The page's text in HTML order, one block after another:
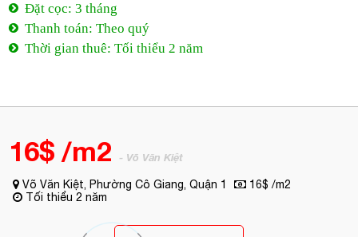
Thanh toán: Theo quý
Thời gian thuê: Tối thiểu 2 năm
16$ /m2
Võ Văn Kiệt, Phường Cô Giang, Quận 1
Tối thiểu 2 năm
0944 684 986